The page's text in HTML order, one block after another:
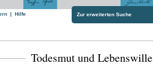
| Hilfe Zur erweiterten Suche
Todesmut und Lebenswille